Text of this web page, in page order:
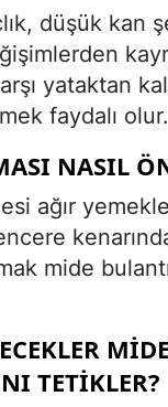
düşük kan
yataktan
faydalı olur.
NASIL
ağır
mide
MIDE
TETIKLER?